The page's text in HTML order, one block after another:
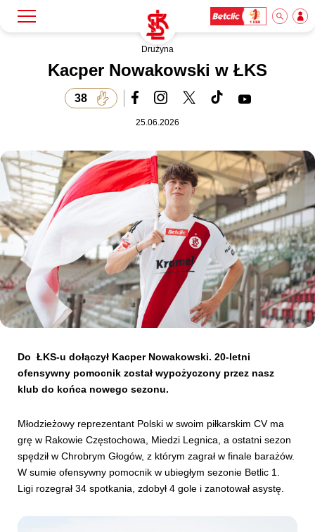
Bilety
Akademia
Biznes
Dla mediów
Kibice
SKLEP
Drużyna
Kacper Nowakowski w ŁKS
38
25.06.2026
Do ŁKS-u dołączył Kacper Nowakowski. 20-letni
ofensywny pomocnik został wypożyczony przez nasz
klub do końca nowego sezonu.
Młodzieżowy reprezentant Polski w swoim piłkarskim CV ma
grę w Rakowie Częstochowa, Miedzi Legnica, a ostatni sezon
spędził w Chrobrym Głogów, z którym zagrał w finale barażów.
W sumie ofensywny pomocnik w ubiegłym sezonie Betlic 1.
Ligi rozegrał 34 spotkania, zdobył 4 gole i zanotował asystę.